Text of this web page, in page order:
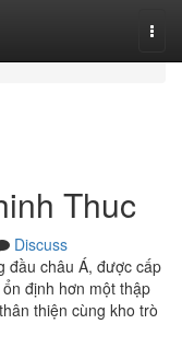
Thuc
Discuss
đầu châu Á, được cấp
định hơn một thập
thiện cùng kho trò